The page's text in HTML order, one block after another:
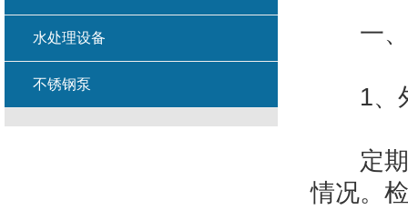
一、
1、
定期
情况。
水处理设备
不锈钢泵